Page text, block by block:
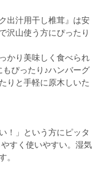
出汁用干し椎茸』は安
沢山使う方にぴったり
かり美味しく食べられ
もぴったり♪ハンバーグ
りと手軽に原木しいた
！」という方にピッタ
すく使いやすい。湿気
。